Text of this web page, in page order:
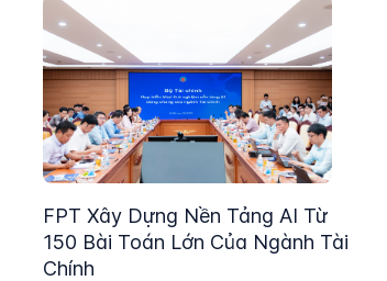
FPT Xây Dựng Nền Tảng AI Từ
150 Bài Toán Lớn Của Ngành Tài
Chính